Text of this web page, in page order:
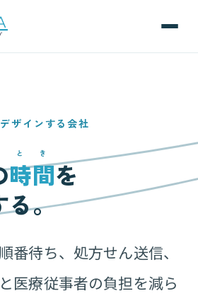
ザインする会社
時間
とき
を
る。
番待ち、処方せん送信、
医療従事者の負担を減ら